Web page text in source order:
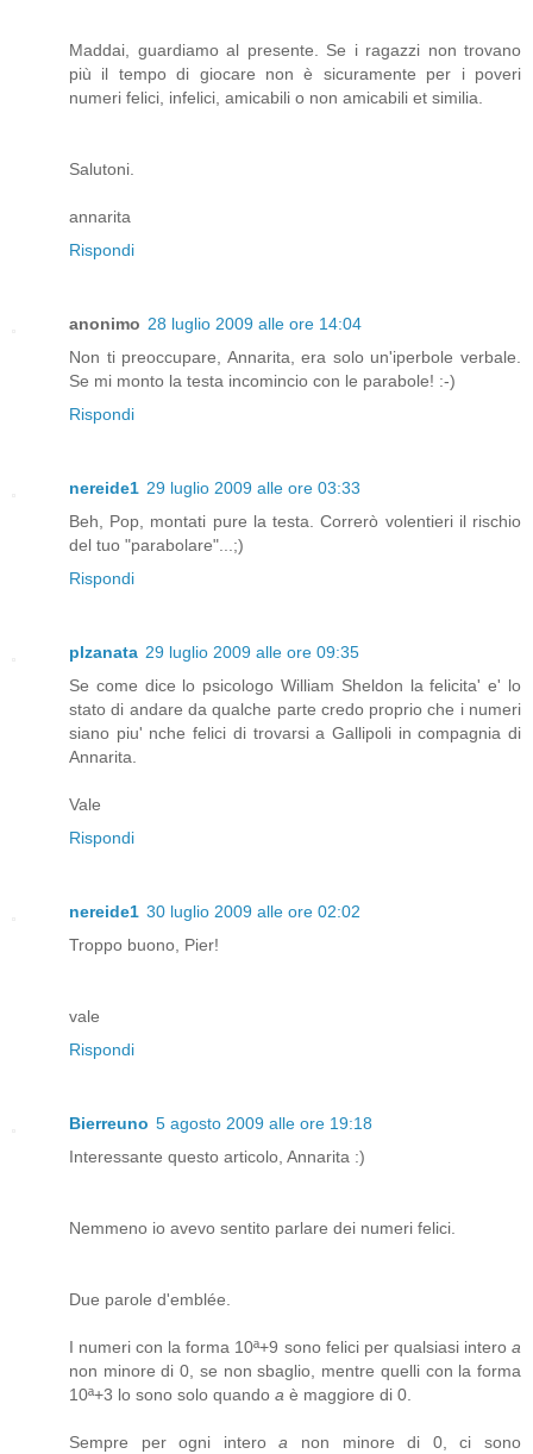
Maddai, guardiamo al presente. Se i ragazzi non trovano
più il tempo di giocare non è sicuramente per i poveri
numeri felici, infelici, amicabili o non amicabili et similia.
Salutoni.
annarita
Rispondi
anonimo 28 luglio 2009 alle ore 14:04
Non ti preoccupare, Annarita, era solo un'iperbole verbale.
Se mi monto la testa incomincio con le parabole! :-)
Rispondi
nereide1 29 luglio 2009 alle ore 03:33
Beh, Pop, montati pure la testa. Correrò volentieri il rischio
del tuo "parabolare"...;)
Rispondi
plzanata 29 luglio 2009 alle ore 09:35
Se come dice lo psicologo William Sheldon la felicita' e' lo
stato di andare da qualche parte credo proprio che i numeri
siano piu' nche felici di trovarsi a Gallipoli in compagnia di
Annarita.
Vale
Rispondi
nereide1 30 luglio 2009 alle ore 02:02
Troppo buono, Pier!
vale
Rispondi
Bierreuno 5 agosto 2009 alle ore 19:18
Interessante questo articolo, Annarita :)
Nemmeno io avevo sentito parlare dei numeri felici.
Due parole d'emblée.
I numeri con la forma 10ª+9 sono felici per qualsiasi intero a
non minore di 0, se non sbaglio, mentre quelli con la forma
10ª+3 lo sono solo quando a è maggiore di 0.
Sempre per ogni interoa non minore di 0, ci sono